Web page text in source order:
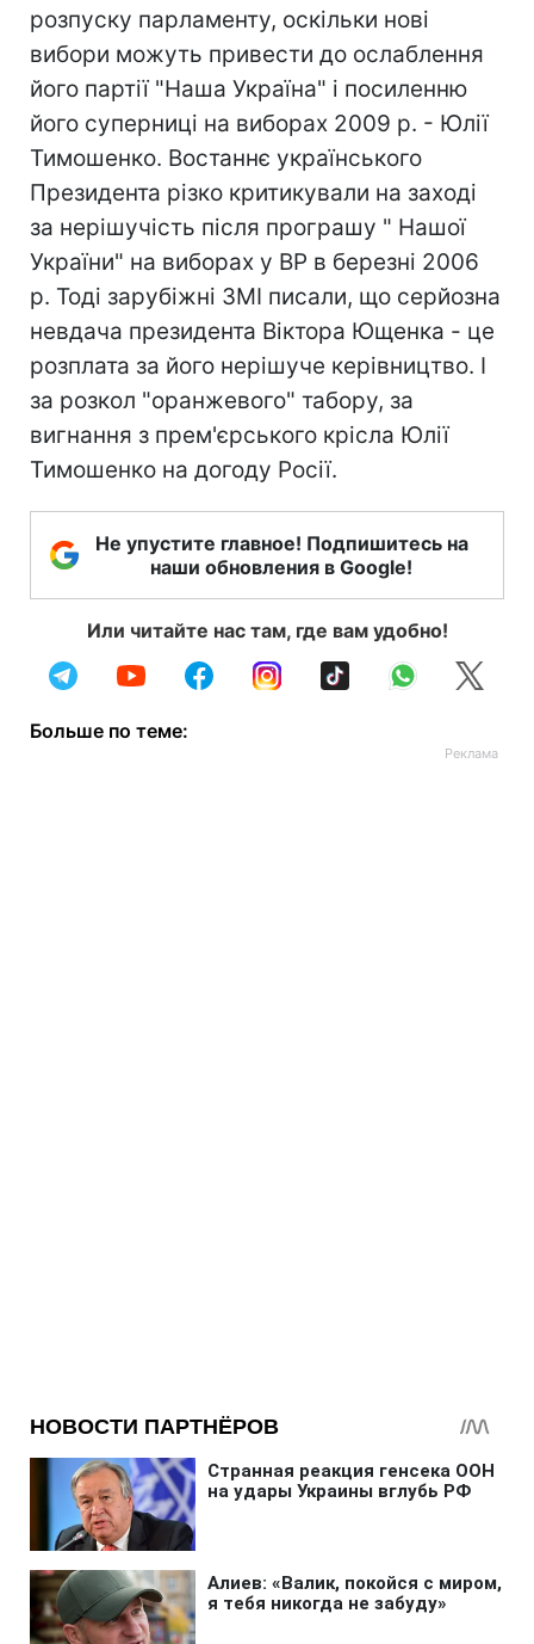
розпуску парламенту, оскільки нові
вибори можуть привести до ослаблення
його партії "Наша Україна" і посиленню
його суперниці на виборах 2009 р. - Юлії
Тимошенко. Востаннє українського
Президента різко критикували на заході
за нерішучість після програшу " Нашої
України" на виборах у ВР в березні 2006
р. Тоді зарубіжні ЗМІ писали, що серйозна
невдача президента Віктора Ющенка - це
розплата за його нерішуче керівництво. І
за розкол "оранжевого" табору, за
вигнання з прем'єрського крісла Юлії
Тимошенко на догоду Росії.
Не упустите главное! Подпишитесь на
наши обновления в Google!
Или читайте нас там, где вам удобно!
Больше по теме: